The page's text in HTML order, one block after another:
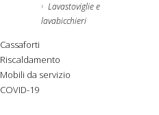
Lavastoviglie e
lavabicchieri
Cassaforti
Riscaldamento
Mobili da servizio
COVID-19